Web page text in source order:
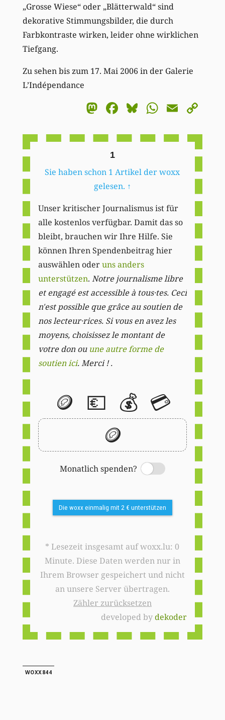
„Grosse Wiese“ oder „Blätterwald“ sind
dekorative Stimmungsbilder, die durch
Farbkontraste wirken, leider ohne wirklichen
Tiefgang.
Zu sehen bis zum 17. Mai 2006 in der Galerie
L’Indépendance
Mastodon
Facebook
BlueskyEmail
1
Sie haben schon 1 Artikel der woxx
gelesen. ↑
Unser kritischer Journalismus ist für
alle kostenlos verfügbar. Damit das so
bleibt, brauchen wir Ihre Hilfe. Sie
können Ihren Spendenbeitrag hier
auswählen oderuns anders
unterstützen. Notre journalisme libre
et engagé est accessible à tous·tes. Ceci
n'est possible que grâce au soutien de
nos lecteur·rices. Si vous en avez les
moyens, choisissez le montant de
votre don ou une autre forme de
soutien ici. Merci ! .
🪙 💶 💰 💳
🪙
Monatlich spenden?
Switch
Die woxx einmalig mit 2 € unterstützen
* Lesezeit insgesamt auf woxx.lu: 0
Minute. Diese Daten werden nur in
Ihrem Browser gespeichert und nicht
an unsere Server übertragen.
Zähler zurücksetzen
developed bydekoder
WOXX844